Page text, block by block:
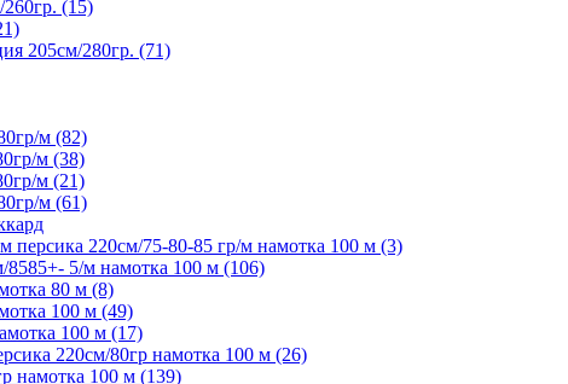
(15)
205см/280гр. (71)
м (82)
м (38)
м (21)
м (61)
персика 220см/75-80-85 гр/м намотка 100 м (3)
5/м намотка 100 м (106)
80 м (8)
100 м (49)
100 м (17)
220см/80гр намотка 100 м (26)
намотка 100 м (139)